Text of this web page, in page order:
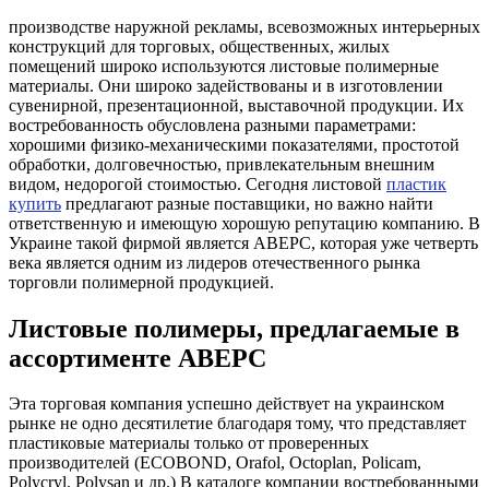
производстве наружной рекламы, всевозможных интерьерных
конструкций для торговых, общественных, жилых
помещений широко используются листовые полимерные
материалы. Они широко задействованы и в изготовлении
сувенирной, презентационной, выставочной продукции. Их
востребованность обусловлена разными параметрами:
хорошими физико-механическими показателями, простотой
обработки, долговечностью, привлекательным внешним
видом, недорогой стоимостью. Сегодня листовой пластик
купить предлагают разные поставщики, но важно найти
ответственную и имеющую хорошую репутацию компанию. В
Украине такой фирмой является АВЕРС, которая уже четверть
века является одним из лидеров отечественного рынка
торговли полимерной продукцией.
Листовые полимеры, предлагаемые в
ассортименте АВЕРС
Эта торговая компания успешно действует на украинском
рынке не одно десятилетие благодаря тому, что представляет
пластиковые материалы только от проверенных
производителей (ECOBOND, Orafol, Octoplan, Policam,
Polycryl, Polysan и др.) В каталоге компании востребованными